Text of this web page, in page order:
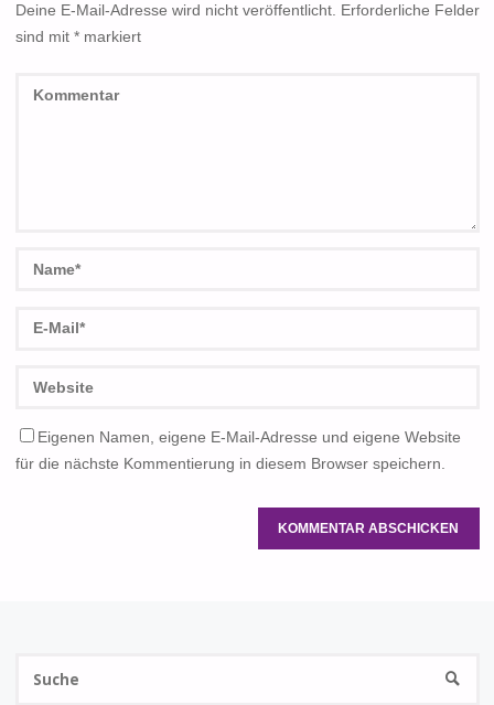
Deine E-Mail-Adresse wird nicht veröffentlicht.
Erforderliche Felder
sind mit *markiert
Eigenen Namen, eigene E-Mail-Adresse und eigene Website
für die nächste Kommentierung in diesem Browser speichern.
SUCHE